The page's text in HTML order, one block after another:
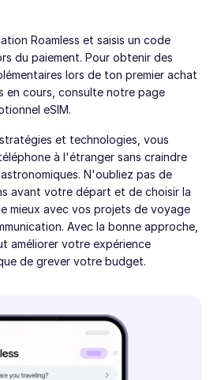
Roamless et saisis un code
du paiement. Pour obtenir des
lors de ton premier achat
en cours, consulte notre page
eSIM.
et technologies, vous
à l'étranger sans craindre
N'oubliez pas de
avant votre départ et de choisir la
mieux avec vos projets de voyage
Avec la bonne approche,
améliorer votre expérience
de grever votre budget.